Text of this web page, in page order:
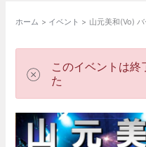
ホーム イベント 山元美和(Vo)
このイベントは終
た